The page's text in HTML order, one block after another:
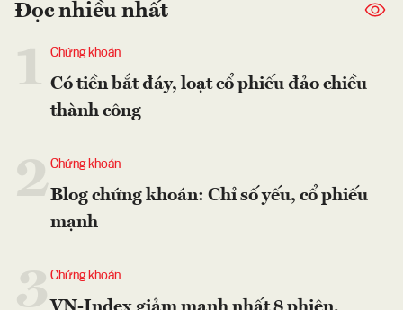
Đọc nhiều nhất
Chứng khoán
Có tiền bắt đáy, loạt cổ phiếu đảo chiều
thành công
2Chứng khoán
Blog chứng khoán: Chỉ số yếu, cổ phiếu
mạnh
Chứng khoán